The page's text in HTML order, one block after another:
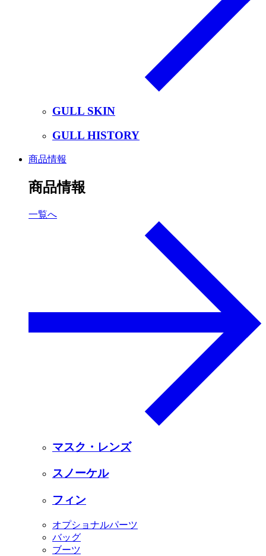
GULL SKIN
GULL HISTORY
商品情報
商品情報
一覧へ
マスク・レンズ
スノーケル
フィン
オプショナルパーツ
バッグ
ブーツ